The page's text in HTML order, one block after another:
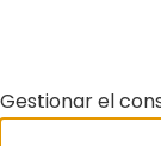
Gestionar el